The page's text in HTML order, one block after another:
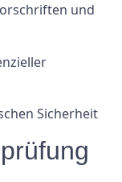
und
Sicherheit